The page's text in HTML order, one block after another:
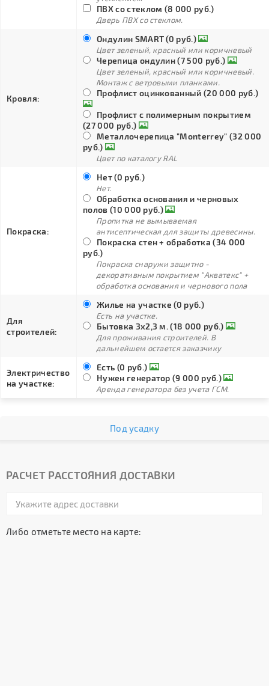
ПВХ со стеклом (8 000 руб.)
Дверь ПВХ со стеклом.
Кровля:
Ондулин SMART (0 руб.)
Цвет зеленый, красный или коричневый
Черепица ондулин (7 500 руб.)
Цвет зеленый, красный или коричневый.
Монтаж с ветровыми планками.
Профлист оцинкованный (20 000 руб.)
Профлист с полимерным покрытием
(27 000 руб.)
Металлочерепица "Monterrey" (32 000
руб.)
Цвет по каталогу RAL
Покраска:
Нет (0 руб.)
Нет.
Обработка основания и черновых
полов (10 000 руб.)
Пропитка не вымываемая
антисептическая для защиты древесины.
Покраска стен + обработка (34 000
руб.)
Покраска снаружи защитно -
декоративным покрытием "Акватекс" +
обработка основания и чернового пола
Для
строителей:
Жилье на участке (0 руб.)
Есть на участке.
Бытовка 3х2,3 м. (18 000 руб.)
Для проживания строителей. В
дальнейшем остается заказчику
Электричество
на участке:
Есть (0 руб.)
Нужен генератор (9 000 руб.)
Аренда генератора без учета ГСМ.
Под усадку
РАСЧЕТ РАССТОЯНИЯ ДОСТАВКИ
Либо отметьте место на карте: